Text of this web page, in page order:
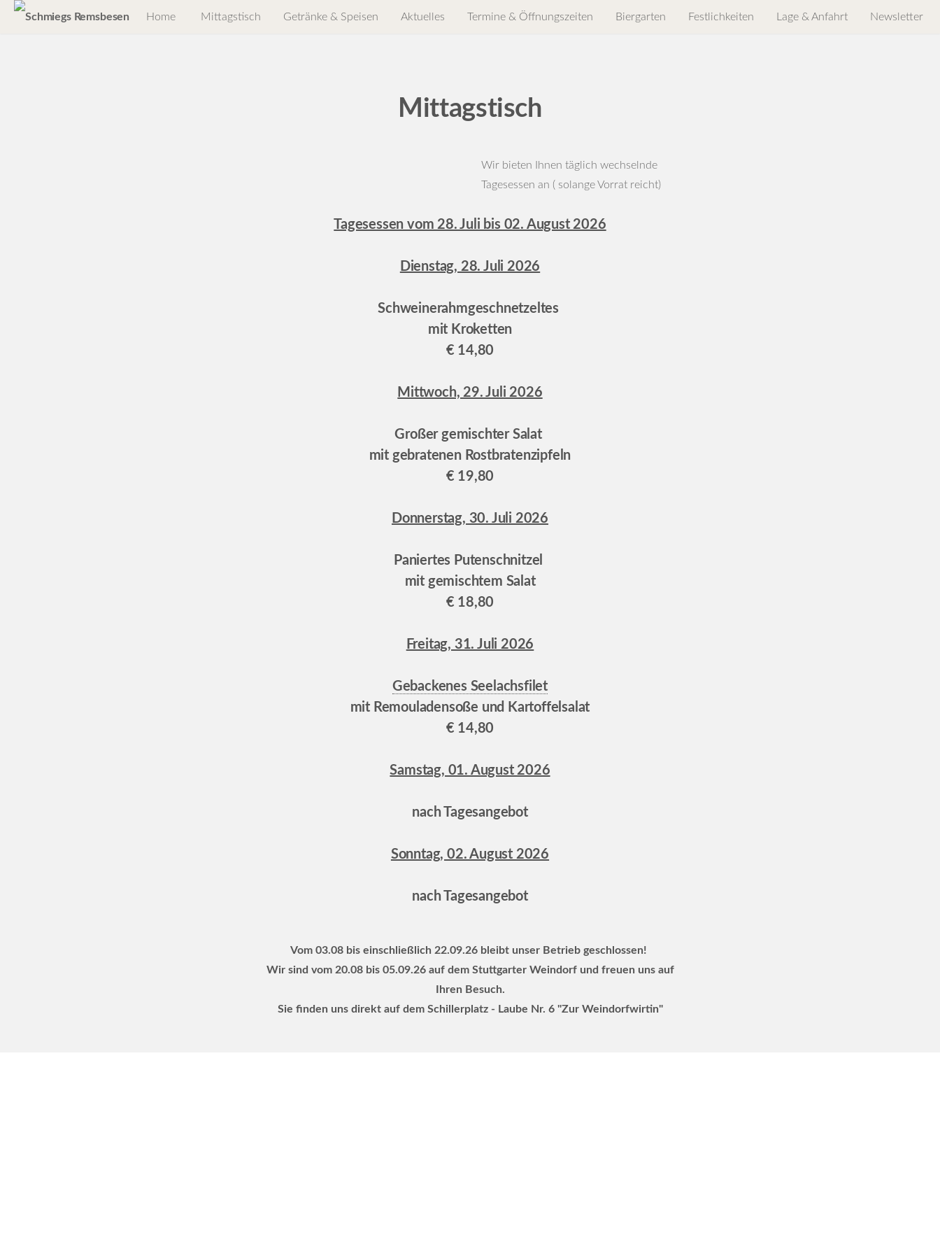
Home Mittagstisch Getränke & Speisen Aktuelles Termine & Öffnungszeiten Biergarten Festlichkeiten Lage & Anfahrt Newsletter
Mittagstisch
Wir bieten Ihnen täglich wechselnde
Tagesessen an ( solange Vorrat reicht)
Tagesessen vom 28. Juli bis 02. August 2026
Dienstag, 28. Juli 2026
Schweinerahmgeschnetzeltes
mit Kroketten
€ 14,80
Mittwoch, 29. Juli 2026
Großer gemischter Salat
mit gebratenen Rostbratenzipfeln
€ 19,80
Donnerstag, 30. Juli 2026
Paniertes Putenschnitzel
mit gemischtem Salat
€ 18,80
Freitag, 31. Juli 2026
Gebackenes Seelachsfilet
mit Remouladensoße und Kartoffelsalat
€ 14,80
Samstag, 01. August 2026
nach Tagesangebot
Sonntag, 02. August 2026
nach Tagesangebot
Vom 03.08 bis einschließlich 22.09.26 bleibt unser Betrieb geschlossen!
Wir sind vom 20.08 bis 05.09.26 auf dem Stuttgarter Weindorf und freuen uns auf
Ihren Besuch.
Sie finden uns direkt auf dem Schillerplatz - Laube Nr. 6 "Zur Weindorfwirtin"